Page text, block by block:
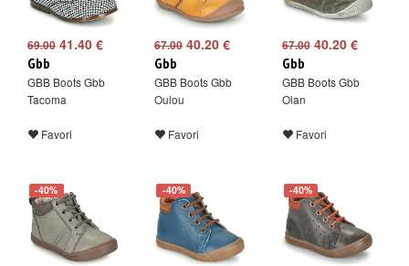
69.00 41.40 €
Gbb
GBB Boots Gbb
Tacoma
Favori
67.0040.20 €
Gbb
GBB Boots Gbb
Oulou
Favori
67.0040.20 €
Gbb
GBB Boots Gbb
Olan
Favori
-40% -40% -40%